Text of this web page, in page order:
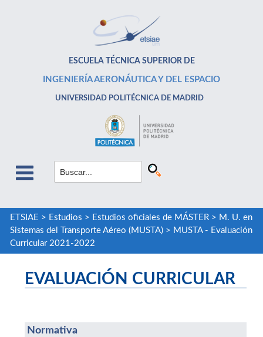
ESCUELA TÉCNICA SUPERIOR DE
INGENIERÍA AERONÁUTICA Y DEL ESPACIO
UNIVERSIDAD POLITÉCNICA DE MADRID
ETSIAE > Estudios > Estudios oficiales de MÁSTER> M. U. en
Sistemas del Transporte Aéreo (MUSTA)> MUSTA - Evaluación
Curricular 2021-2022
EVALUACIÓN CURRICULAR
Normativa